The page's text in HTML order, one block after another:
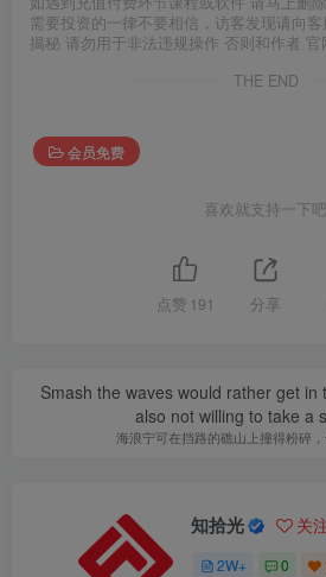
需要投资的一律不要相信，访客发现请向
揭秘 请勿用于非法违规操作 否则和作者 官
THE END
会员免费
喜欢就支持一下吧
点赞 191 分享
Smash the waves would rather get in
also not willing to take a
海浪宁可在挡路的礁山上撞得粉碎
知拾光 关
2W+ 0